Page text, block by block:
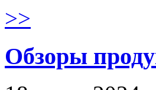
>>
Обзоры